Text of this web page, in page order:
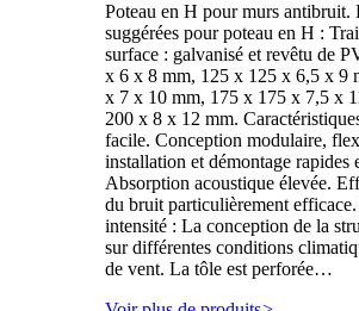
Poteau en H pour murs antibruit.
suggérées pour poteau en H :
surface : galvanisé et revêtu de
x 6 x 8 mm, 125 x 125 x 6,5 x 9
x 7 x 10 mm, 175 x 175 x 7,5 x
200 x 8 x 12 mm.
facile. Conception modulaire,
installation et démontage rapides
Absorption acoustique élevée.
du bruit particulièrement
intensité : La conception de la
sur différentes conditions
de vent. La tôle est perforée…